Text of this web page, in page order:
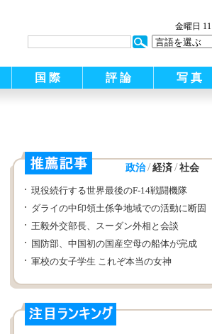
金曜日 11
国 際 評 論 写 真
政治 / 経済 / 社会
現役続行する世界最後のF-14戦闘機隊
ダライの中印領土係争地域での活動に断固
反対 中国外交部
王毅外交部長、スーダン外相と会談
国防部、中国初の国産空母の船体が完成
軍校の女子学生 これぞ本当の女神